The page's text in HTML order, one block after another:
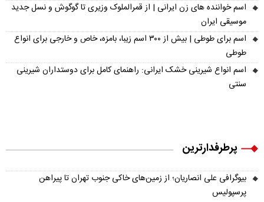
اسم خواننده های زن ایرانی | از قمرالملوک وزیری تا گوگوش و نسل جدید
موسیقی ایران
اسم برای طوطی | بیش از ۳۰۰ اسم زیبا، بامزه، خاص و خارجی برای انواع
طوطی
اسم انواع شیرینی خشک ایرانی: راهنمای کامل برای دوستداران شیرینی
سنتی
پرطرفدارترین
بیوگرافی علی انصاریان؛ از زمین‌های خاکی جنوب تهران تا پیراهن
پرسپولیس